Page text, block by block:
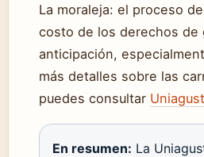
La moraleja: el proceso
costo de los derechos de
anticipación,
más detalles sobre las
puedes consultar
En resumen: La